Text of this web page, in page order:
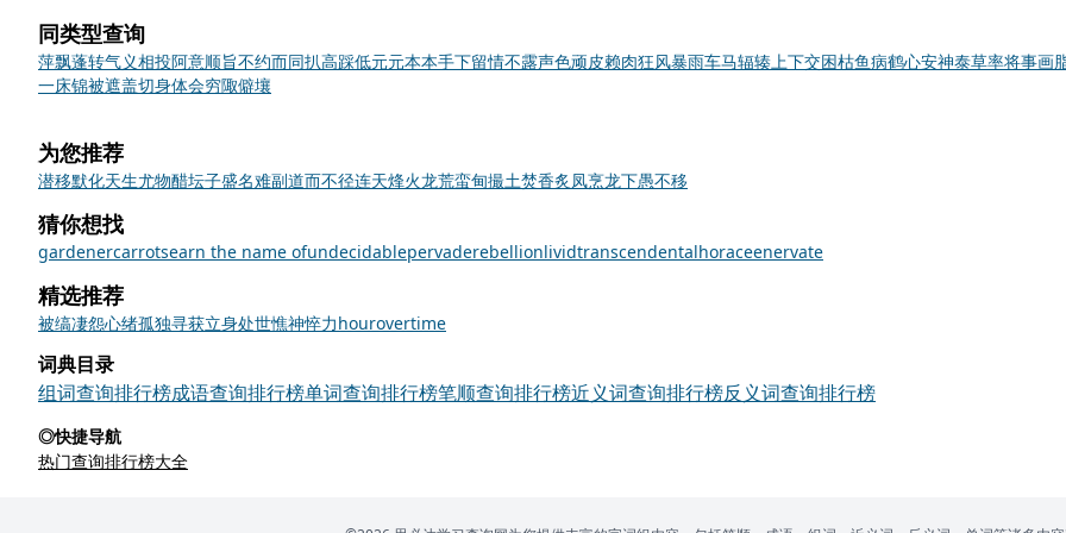
同类型查询
萍飘蓬转气义相投阿意顺旨不约而同扒高踩低元元本本手下留情不露声色顽皮赖肉狂风暴雨车马辐辏上下交困枯鱼病鹤心安神泰草率将事画
一床锦被遮盖切身体会穷陬僻壤
为您推荐
潜移默化天生尤物醋坛子盛名难副道而不径连天烽火龙荒蛮甸撮土焚香炙凤烹龙下愚不移
猜你想找
gardenercarrotsearn the name ofundecidablepervaderebellionlividtranscendentalhoraceenervate
精选推荐
被缟凄怨心绪孤独寻获立身处世憔神悴力hourovertime
词典目录
组词查询排行榜成语查询排行榜单词查询排行榜笔顺查询排行榜近义词查询排行榜反义词查询排行榜
◎快捷导航
热门查询排行榜大全